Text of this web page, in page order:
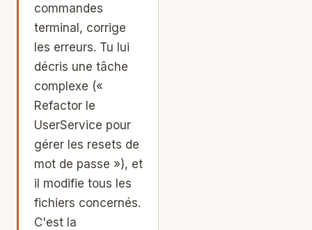
commandes
terminal, corrige
les erreurs. Tu lui
décris une tâche
complexe («
Refactor le
UserService pour
gérer les resets de
mot de passe »), et
il modifie tous les
fichiers concernés.
C'est la